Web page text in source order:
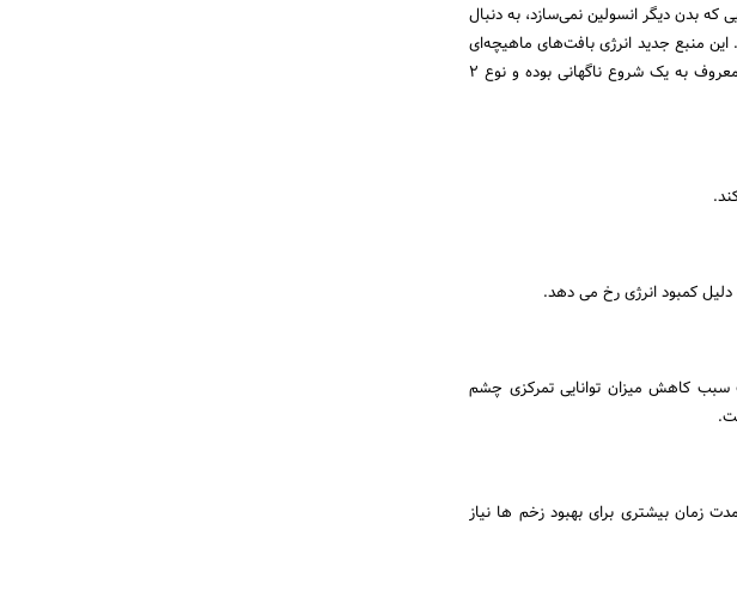
که بدن دیگر انسولین نمی‌سازد، به دنبال
منبع جدید انرژی بافت‌های ماهیچه‌ای
و چربی خواهد بود که برای تولید انرژی شکسته می‌شود.دیابت نوع یک بیشتر معروف به یک شروع ناگهانی بوده و نوع 2
کمبود انرژی رخ می دهد.
سبب کاهش میزان توانایی تمرکزی چشم
زمان بیشتری برای بهبود زخم ها نیاز